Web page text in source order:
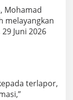
Mohamad
melayangkan
Juni 2026
terlapor,